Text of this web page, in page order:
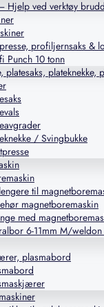
Hjelp ved verktøy brudd
profiljernsaks &
Punch 10 tonn
platesaks, plateknekke,
/ Svingbukke
til
magnetboremaskin
med
6-11mm M/weldon
plasmabord